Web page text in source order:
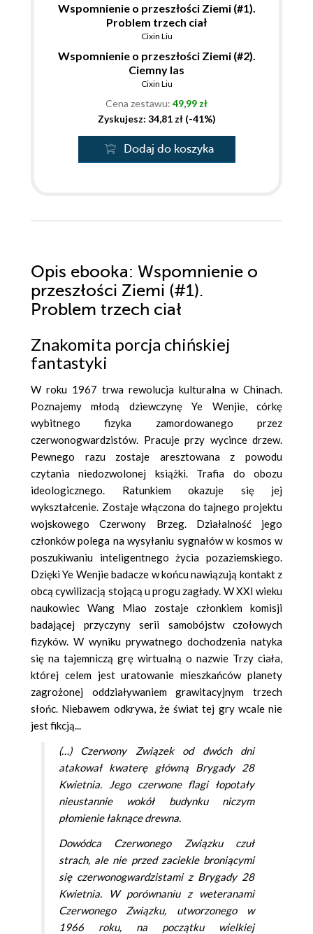
Wspomnienie o przeszłości Ziemi (#1).
Problem trzech ciał
Cixin Liu
Wspomnienie o przeszłości Ziemi (#2).
Ciemny las
Cixin Liu
Cena zestawu: 49,99 zł
Zyskujesz: 34,81 zł (-41%)
Dodaj do koszyka
Opis ebooka: Wspomnienie o
przeszłości Ziemi (#1).
Problem trzech ciał
Znakomita porcja chińskiej
fantastyki
W roku 1967 trwa rewolucja kulturalna w Chinach.
Poznajemy młodą dziewczynę Ye Wenjie, córkę
wybitnego fizyka zamordowanego przez
czerwonogwardzistów. Pracuje przy wycince drzew.
Pewnego razu zostaje aresztowana z powodu
czytania niedozwolonej książki. Trafia do obozu
ideologicznego. Ratunkiem okazuje się jej
wykształcenie. Zostaje włączona do tajnego projektu
wojskowego Czerwony Brzeg. Działalność jego
członków polega na wysyłaniu sygnałóww kosmos w
poszukiwaniu inteligentnego życia pozaziemskiego.
DziękiYe Wenjiebadacze w końcu nawiązują kontakt z
obcą cywilizacją stojącą u progu zagłady. W XXI wieku
naukowiec Wang Miao zostaje członkiem komisji
badającej przyczyny serii samobójstw czołowych
fizyków. W wyniku prywatnego dochodzenia natyka
się na tajemniczą grę wirtualną o nazwie Trzy ciała,
której celem jest uratowanie mieszkańców planety
zagrożonej oddziaływaniem grawitacyjnym trzech
słońc. Niebawem odkrywa, że świat tej gry wcale nie
jest fikcją...
(…) Czerwony Związek od dwóch dni
atakował kwaterę główną Brygady 28
Kwietnia. Jego czerwone flagi łopotały
nieustannie wokół budynku niczym
płomienie łaknące drewna.
Dowódca Czerwonego Związku czuł
strach, ale nie przed zaciekle broniącymi
się czerwonogwardzistami z Brygady 28
Kwietnia. W porównaniu z weteranami
Czerwonego Związku, utworzonego w
1966 roku, na początku wielkiej